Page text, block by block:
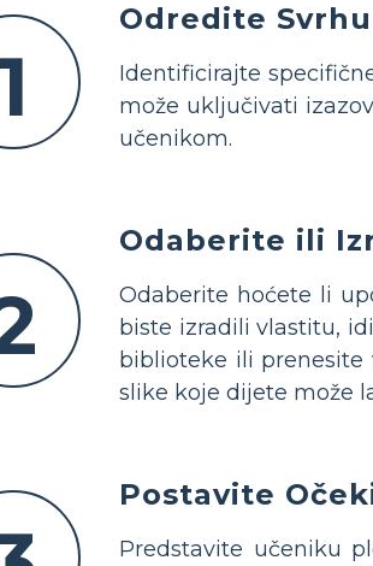
Odredite Svrhu
Identificirajte
može uključivati
učenikom.
Odaberite ili
Odaberite hoćete li
biste izradili vlastitu,
biblioteke ili prenesite
slike koje dijete može
Postavite
Predstavite učeniku